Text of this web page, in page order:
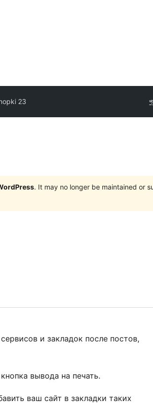
23
. It may no longer be maintained or
и закладок после постов,
вывода на печать.
ваш сайт в закладки таких